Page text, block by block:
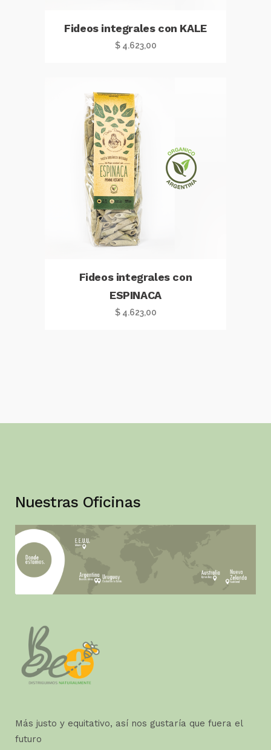
Fideos integrales con KALE
$4.623,00
Fideos integrales con
ESPINACA
$4.623,00
Nuestras Oficinas
Más justo y equitativo, así nos gustaría que fuera el
futuro